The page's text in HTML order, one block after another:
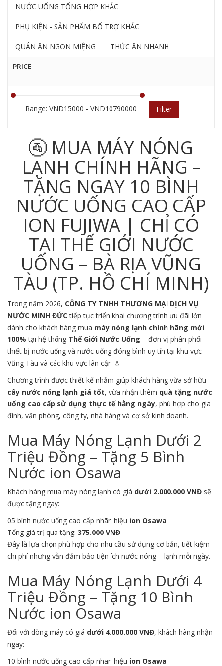
NƯỚC UỐNG TỔNG HỢP KHÁC
PHỤ KIỆN - SẢN PHẨM BỔ TRỢ KHÁC
QUÁN ĂN NGON MIỆNG THỨC ĂN NHANH
PRICE
Range: VND15000 - VND10790000 Filter
🚰 MUA MÁY NÓNG
LẠNH CHÍNH HÃNG –
TẶNG NGAY 10 BÌNH
NƯỚC UỐNG CAO CẤP
ION FUJIWA | CHỈ CÓ
TẠI THẾ GIỚI NƯỚC
UỐNG – BÀ RỊA VŨNG
TÀU (TP. HỒ CHÍ MINH)
Trong năm 2026, CÔNG TY TNHH THƯƠNG MẠI DỊCH VỤ
NƯỚC MINH ĐỨCtiếp tục triển khai chương trình ưu đãi lớn
dành cho khách hàng mua máy nóng lạnh chính hãng mới
100% tại hệ thống Thế Giới Nước Uống – đơn vị phân phối
thiết bị nước uống và nước uống đóng bình uy tín tại khu vực
Vũng Tàu và các khu vực lân cận 💧
Chương trình được thiết kế nhằm giúp khách hàng vừa sở hữu
cây nước nóng lạnh giá tốt, vừa nhận thêm quà tặng nước
uống cao cấp sử dụng thực tế hằng ngày, phù hợp cho gia
đình, văn phòng, công ty, nhà hàng và cơ sở kinh doanh.
Mua Máy Nóng Lạnh Dưới 2
Triệu Đồng – Tặng 5 Bình
Nước ion Osawa
Khách hàng mua máy nóng lạnh có giá dưới 2.000.000 VNĐ sẽ
được tặng ngay:
05 bình nước uống cao cấp nhãn hiệu ion Osawa
Tổng giá trị quà tặng: 375.000 VNĐ
Đây là lựa chọn phù hợp cho nhu cầu sử dụng cơ bản, tiết kiệm
chi phí nhưng vẫn đảm bảo tiện ích nước nóng – lạnh mỗi ngày.
Mua Máy Nóng Lạnh Dưới 4
Triệu Đồng – Tặng 10 Bình
Nước ion Osawa
Đối với dòng máy có giá dưới 4.000.000 VNĐ, khách hàng nhận
ngay:
10 bình nước uống cao cấp nhãn hiệu ion Osawa